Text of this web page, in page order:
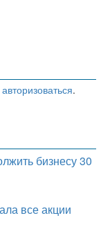
авторизоваться.